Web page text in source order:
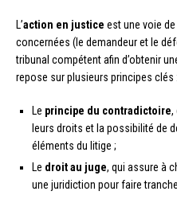
L’action en justice est une voie
concernées (le demandeur et le
tribunal compétent afin d’obtenir
repose sur plusieurs principes clés :
Le principe du contradictoire,
leurs droits et la possibilité de
éléments du litige ;
Le droit au juge, qui assure à
une juridiction pour faire